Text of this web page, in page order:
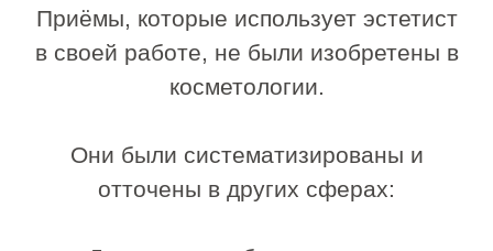
Почему буккальный
массаж даёт
выраженный эффект